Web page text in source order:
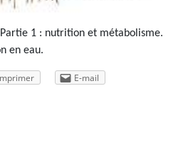
1 : nutrition et métabolisme.
en eau.
E-mail